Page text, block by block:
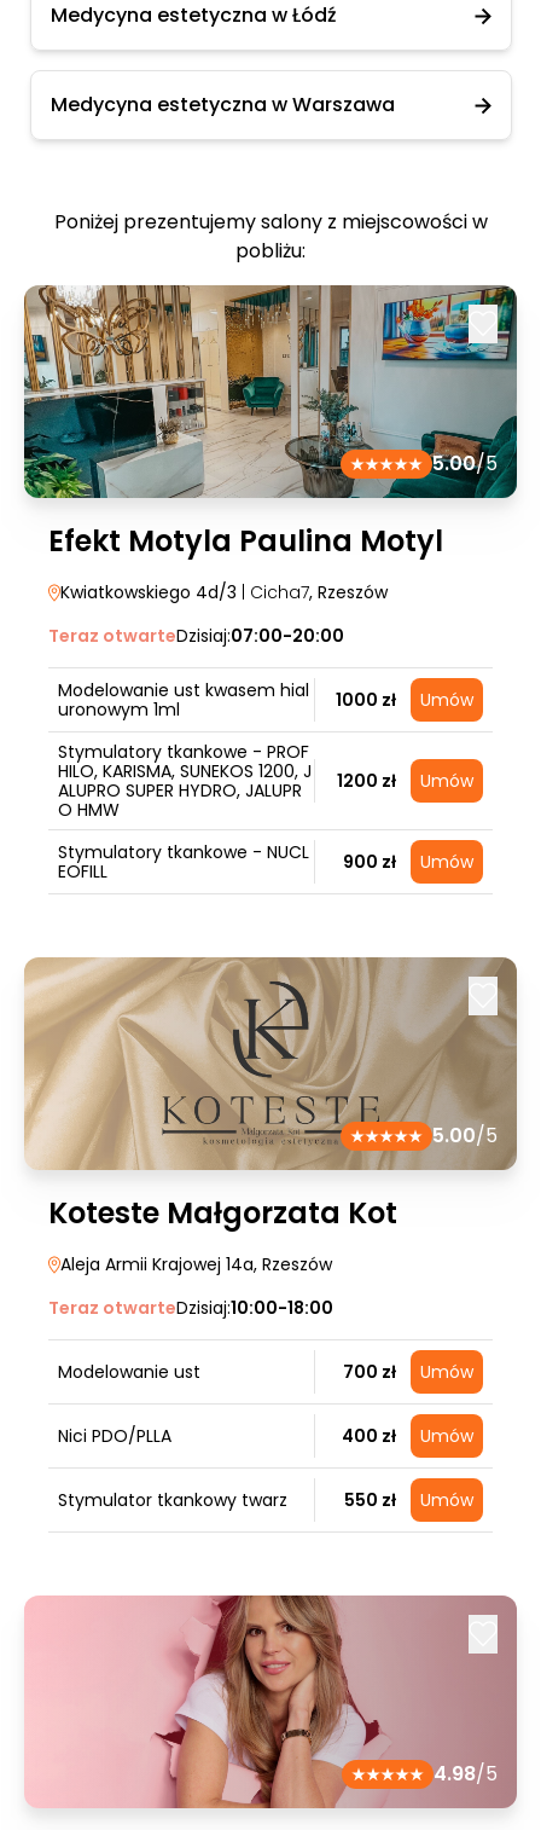
Medycyna estetyczna w Łódź
Medycyna estetyczna w Warszawa
Poniżej prezentujemy salony z miejscowości w
pobliżu:
5.00/5
Efekt Motyla Paulina Motyl
Kwiatkowskiego 4d/3 | Cicha7, Rzeszów
Teraz otwarteDzisiaj:07:00-20:00
Modelowanie ust kwasem hial
uronowym 1ml
1000 zł Umów
Stymulatory tkankowe - PROF
HILO, KARISMA, SUNEKOS 1200, J
ALUPRO SUPER HYDRO, JALUPR
O HMW
1200 zł Umów
Stymulatory tkankowe - NUCL
EOFILL
900 zł Umów
5.00/5
Koteste Małgorzata Kot
Aleja Armii Krajowej 14a, Rzeszów
Teraz otwarteDzisiaj:10:00-18:00
Modelowanie ust 700 zł Umów
Nici PDO/PLLA 400 zł Umów
Stymulator tkankowy twarz 550 zł Umów
4.98/5